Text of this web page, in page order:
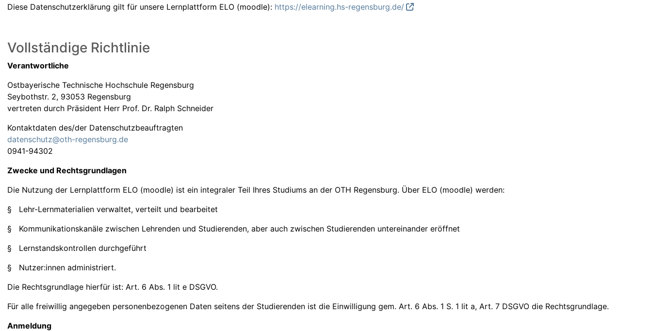
Diese Datenschutzerklärung gilt für unsere Lernplattform ELO (moodle): https://elearning.hs-regensburg.de/
Vollständige Richtlinie
Verantwortliche
Ostbayerische Technische Hochschule Regensburg
Seybothstr. 2, 93053 Regensburg
vertreten durch Präsident Herr Prof. Dr. Ralph Schneider
Kontaktdaten des/der Datenschutzbeauftragten
datenschutz@oth-regensburg.de
0941-94302
Zwecke und Rechtsgrundlagen
Die Nutzung der Lernplattform ELO (moodle) ist ein integraler Teil Ihres Studiums an der OTH Regensburg. Über ELO (moodle) werden:
§ Lehr-Lernmaterialien verwaltet, verteilt und bearbeitet
§ Kommunikationskanäle zwischen Lehrenden und Studierenden, aber auch zwischen Studierenden untereinander eröffnet
§ Lernstandskontrollen durchgeführt
§ Nutzer:innen administriert.
Die Rechtsgrundlage hierfür ist: Art. 6 Abs. 1 lit e DSGVO.
Für alle freiwillig angegeben personenbezogenen Daten seitens der Studierenden ist die Einwilligung gem. Art. 6 Abs. 1 S. 1 lit a, Art. 7 DSGVO die Rechtsgrundlage.
Anmeldung